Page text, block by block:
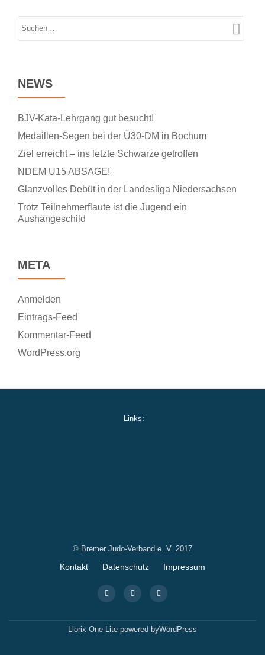
NEWS
BJV-Kata-Lehrgang gut besucht!
Medaillen-Segen bei der Ü30-DM in Bochum
Ziel erreicht – ins letzte Schwarze getroffen
NDEM U15 ABSAGE!
Glanzvolles Debüt in der Landesliga Niedersachsen
Trotz Teilnehmerflaute ist die Jugend ein
Aushängeschild
META
Anmelden
Eintrags-Feed
Kommentar-Feed
WordPress.org
Links:
© Bremer Judo-Verband e. V. 2017
Secondary
Kontakt Datenschutz Impressum
fa-
facebook
fa-
facebook
fa-
google-
square
Llorix One Lite powered byWordPress